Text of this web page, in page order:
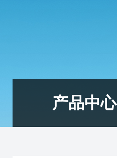
产品中心